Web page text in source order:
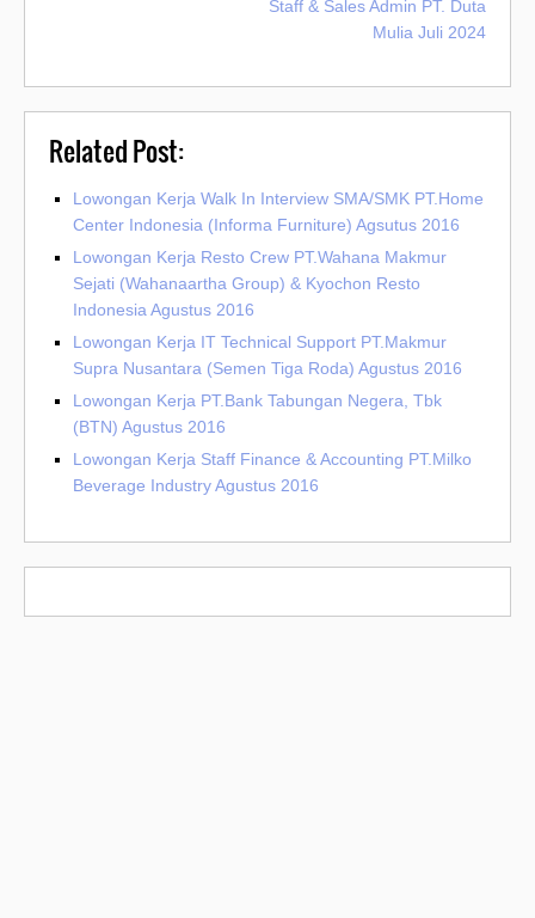
Staff & Sales Admin PT. Duta
Mulia Juli 2024
Related Post:
Lowongan Kerja Walk In Interview SMA/SMK PT.Home
Center Indonesia (Informa Furniture) Agsutus 2016
Lowongan Kerja Resto Crew PT.Wahana Makmur
Sejati (Wahanaartha Group) & Kyochon Resto
Indonesia Agustus 2016
Lowongan Kerja IT Technical Support PT.Makmur
Supra Nusantara (Semen Tiga Roda) Agustus 2016
Lowongan Kerja PT.Bank Tabungan Negera, Tbk
(BTN) Agustus 2016
Lowongan Kerja Staff Finance & Accounting PT.Milko
Beverage Industry Agustus 2016